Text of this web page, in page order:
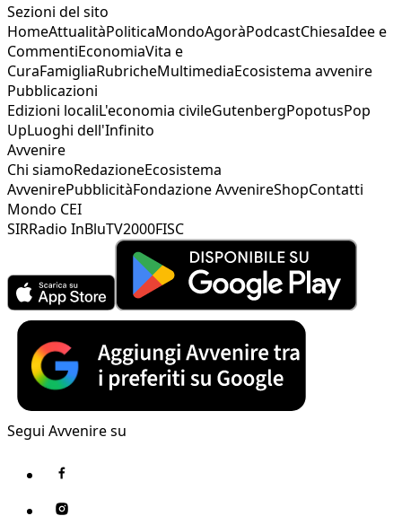
Sezioni del sito
HomeAttualitàPoliticaMondoAgoràPodcastChiesaIdee e
CommentiEconomiaVita e
CuraFamigliaRubricheMultimediaEcosistema avvenire
Pubblicazioni
Edizioni localiL'economia civileGutenbergPopotusPop
UpLuoghi dell'Infinito
Avvenire
Chi siamoRedazioneEcosistema
AvvenirePubblicitàFondazione AvvenireShopContatti
Mondo CEI
SIRRadio InBluTV2000FISC
Segui Avvenire su